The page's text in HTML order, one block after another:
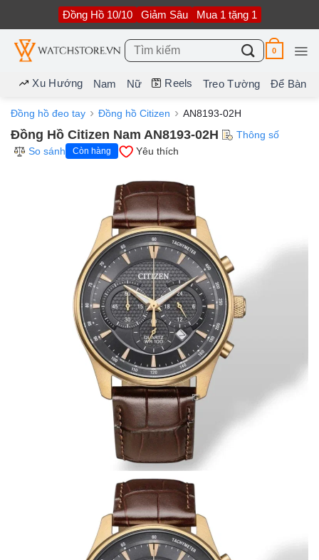
nội
dung
Đồng Hồ 10/10 Giảm Sâu Mua 1 tặng 1
Tìm
kiếm:
0
Xu Hướng Nam Nữ Reels Treo Tường Để Bàn
Đồng hồ đeo tay Đồng hồ Citizen AN8193-02H
Đồng Hồ Citizen Nam AN8193-02H
Thông số
So sánh
Còn hàng Yêu thích